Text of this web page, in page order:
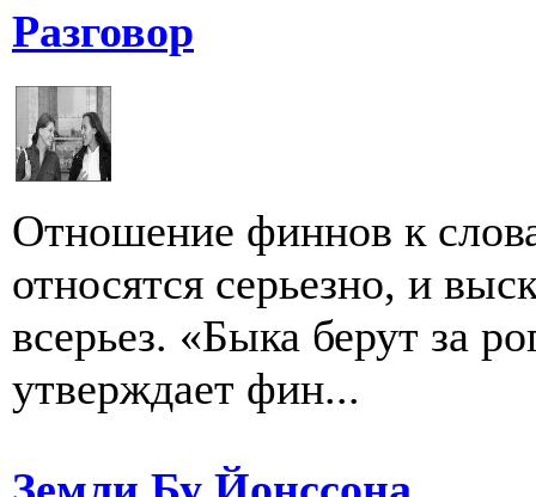
Разговор
Отношение финнов к
относятся серьезно, и
всерьез. «Быка берут за
утверждает фин...